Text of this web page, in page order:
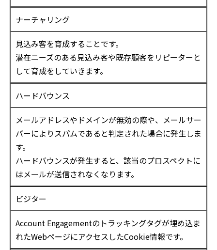
ナーチャリング
見込み客を育成することです。
潜在ニーズのある見込み客や既存顧客をリピーターと
して育成をしていきます。
ハードバウンス
メールアドレスやドメインが無効の際や、メールサー
バーによりスパムであると判定された場合に発生しま
す。
ハードバウンスが発生すると、該当のプロスペクトに
はメールが送信されなくなります。
ビジター
Account Engagementのトラッキングタグが埋め込ま
れたWebページにアクセスしたCookie情報です。